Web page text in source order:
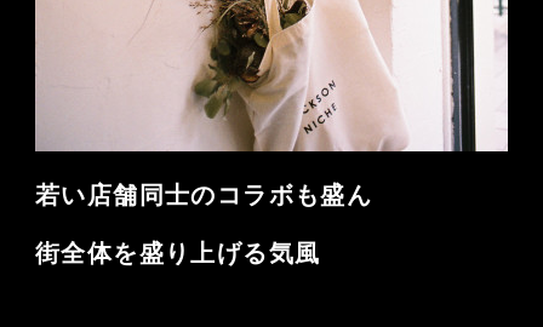
若い店舗同士のコラボも盛ん
街全体を盛り上げる気風